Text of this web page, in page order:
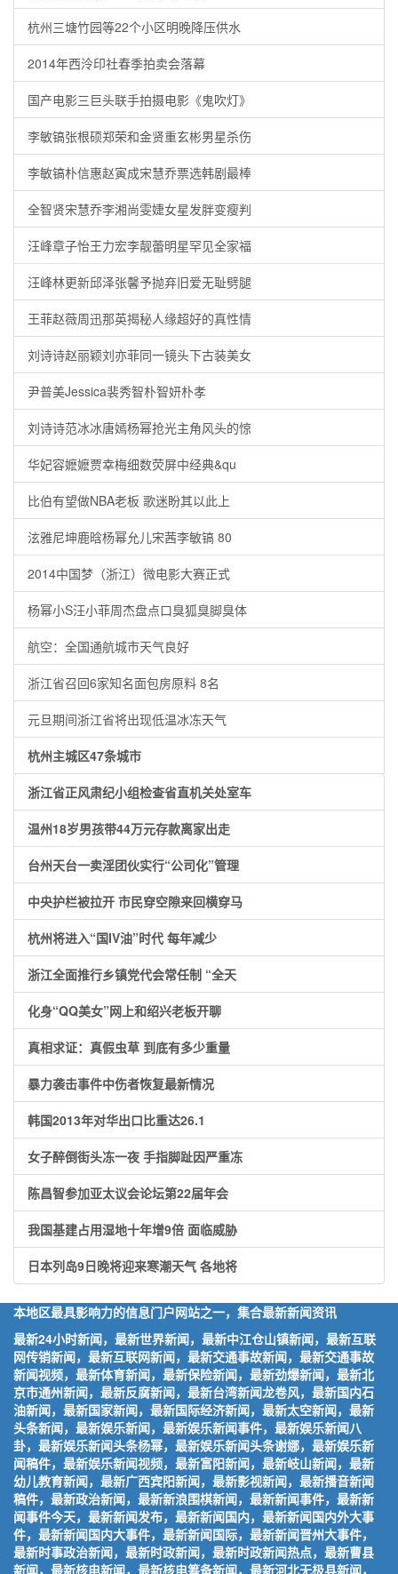
杭州三塘竹园等22个小区明晚降压供水
2014年西泠印社春季拍卖会落幕
国产电影三巨头联手拍摄电影《鬼吹灯》
李敏镐张根硕郑荣和金贤重玄彬男星杀伤
李敏镐朴信惠赵寅成宋慧乔票选韩剧最棒
全智贤宋慧乔李湘尚雯婕女星发胖变瘦判
汪峰章子怡王力宏李靓蕾明星罕见全家福
汪峰林更新邱泽张馨予抛弃旧爱无耻劈腿
王菲赵薇周迅那英揭秘人缘超好的真性情
刘诗诗赵丽颖刘亦菲同一镜头下古装美女
尹普美Jessica裴秀智朴智妍朴孝
刘诗诗范冰冰唐嫣杨幂抢光主角风头的惊
华妃容嬷嬷贾幸梅细数荧屏中经典&qu
比伯有望做NBA老板 歌迷盼其以此上
泫雅尼坤鹿晗杨幂允儿宋茜李敏镐 80
2014中国梦（浙江）微电影大赛正式
杨幂小S汪小菲周杰盘点口臭狐臭脚臭体
航空：全国通航城市天气良好
浙江省召回6家知名面包房原料 8名
元旦期间浙江省将出现低温冰冻天气
杭州主城区47条城市
浙江省正风肃纪小组检查省直机关处室车
温州18岁男孩带44万元存款离家出走
台州天台一卖淫团伙实行“公司化”管理
中央护栏被拉开 市民穿空隙来回横穿马
杭州将进入“国IV油”时代 每年减少
浙江全面推行乡镇党代会常任制 “全天
化身“QQ美女”网上和绍兴老板开聊
真相求证：真假虫草 到底有多少重量
暴力袭击事件中伤者恢复最新情况
韩国2013年对华出口比重达26.1
女子醉倒街头冻一夜 手指脚趾因严重冻
陈昌智参加亚太议会论坛第22届年会
我国基建占用湿地十年增9倍 面临威胁
日本列岛9日晚将迎来寒潮天气 各地将
本地区最具影响力的信息门户网站之一，集合最新新闻资讯
最新24小时新闻，最新世界新闻，最新中江仓山镇新闻，最新互联
网传销新闻，最新互联网新闻，最新交通事故新闻，最新交通事故
新闻视频，最新体育新闻，最新保险新闻，最新劲爆新闻，最新北
京市通州新闻，最新反腐新闻，最新台湾新闻龙卷风，最新国内石
油新闻，最新国家新闻，最新国际经济新闻，最新太空新闻，最新
头条新闻，最新娱乐新闻，最新娱乐新闻事件，最新娱乐新闻八
卦，最新娱乐新闻头条杨幂，最新娱乐新闻头条谢娜，最新娱乐新
闻稿件，最新娱乐新闻视频，最新富阳新闻，最新岐山新闻，最新
幼儿教育新闻，最新广西宾阳新闻，最新影视新闻，最新播音新闻
稿件，最新政治新闻，最新新浪围棋新闻，最新新闻事件，最新新
闻事件今天，最新新闻发布，最新新闻国内，最新新闻国内外大事
件，最新新闻国内大事件，最新新闻国际，最新新闻晋州大事件，
最新时事政治新闻，最新时政新闻，最新时政新闻热点，最新曹县
新闻，最新核电新闻，最新核电筹备新闻，最新河北无极县新闻，